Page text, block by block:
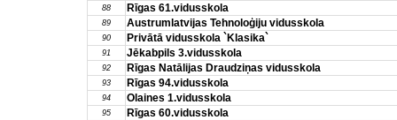
88 Rīgas 61.vidusskola
89 Austrumlatvijas Tehnoloģiju vidusskola
90 Privātā vidusskola `Klasika`
91 Jēkabpils 3.vidusskola
92 Rīgas Natālijas Draudziņas vidusskola
93 Rīgas 94.vidusskola
94 Olaines 1.vidusskola
95 Rīgas 60.vidusskola